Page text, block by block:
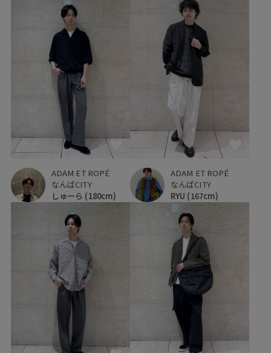
ADAM ET ROPÉ
なんばCITY
しゅーら (180cm)
ADAM ET ROPÉ
なんばCITY
RYU (167cm)